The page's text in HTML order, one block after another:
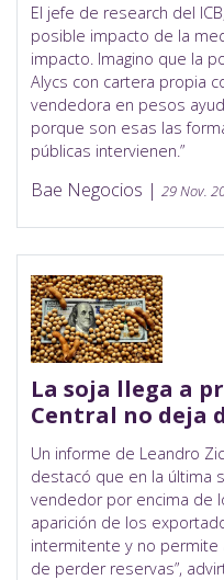
El jefe de research del
posible impacto de la
impacto. Imagino que la
Alycs con cartera propia
vendedora en pesos
porque son esas las
públicas intervienen.”
Bae Negocios | 29 Nov.
La soja llega a
Central no deja
Un informe de Leandro
destacó que en la última
vendedor por encima de
aparición de los
intermitente y no permite
de perder reservas”,